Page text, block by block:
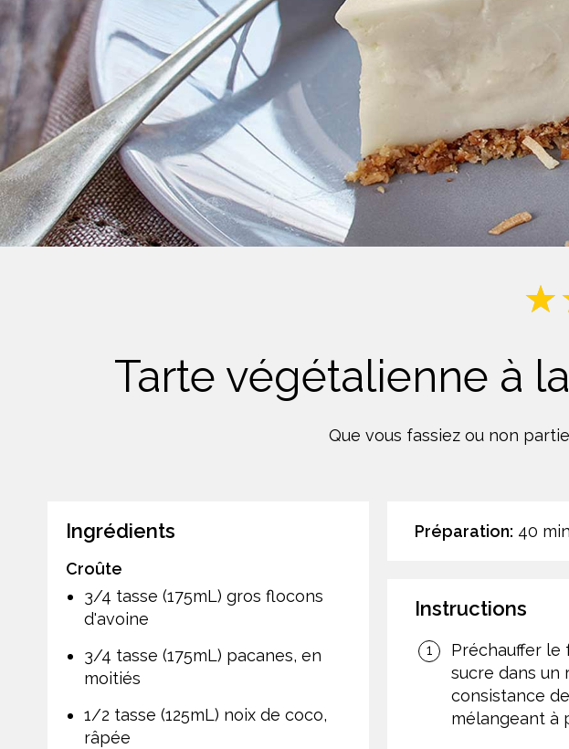
Crème Fouettée Desserts
Boissons
Biscuits
Yogourt
Tarte végétalienne à
Que vous fassiez ou non
Préparation: 40
Instructions
Préchauffer le
sucre dans un
consistance
mélangeant à
Ingrédients
Croûte
3/4 tasse (175mL) gros flocons
d'avoine
3/4 tasse (175mL) pacanes, en
moitiés
1/2 tasse (125mL) noix de coco,
râpée